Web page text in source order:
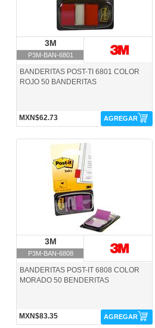
3M
P3M-BAN-6801
BANDERITAS POST-TI 6801 COLOR
ROJO 50 BANDERITAS
MXN$62.73 AGREGAR
P3M-BAN-6808-3M
3M
P3M-BAN-6808
BANDERITAS POST-IT 6808 COLOR
MORADO 50 BENDERITAS
MXN$83.35 AGREGAR